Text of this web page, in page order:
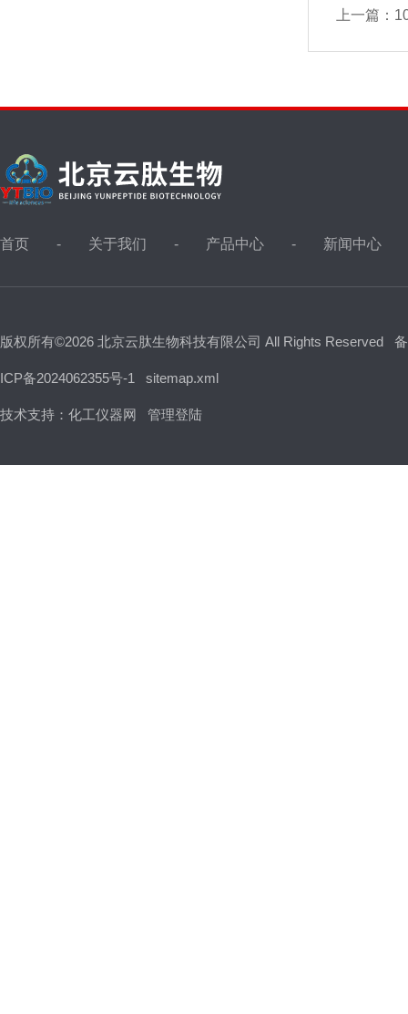
上一篇：
首页 关于我们 产品中心 新闻中心
版权所有©2026 北京云肽生物科技有限公司 All Rights Reserved
ICP备2024062355号-1 sitemap.xml
技术支持： 化工仪器网 管理登陆